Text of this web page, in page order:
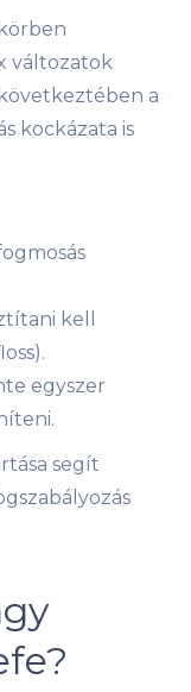
változatok
a
kockázata is
kell
egyszer
segít